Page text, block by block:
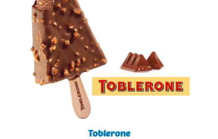
Toblerone